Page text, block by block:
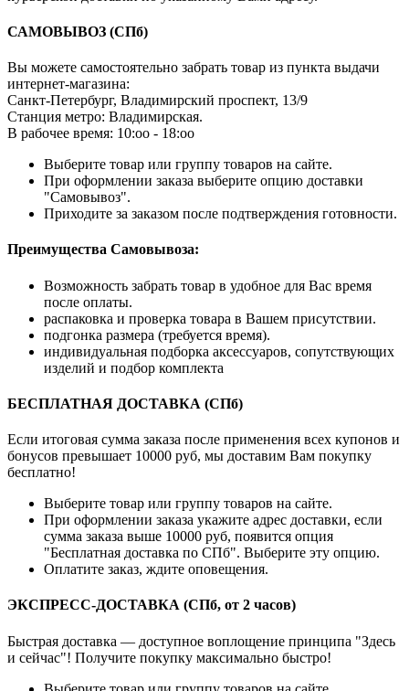
САМОВЫВОЗ (СПб)
Вы можете самостоятельно забрать товар из пункта выдачи
интернет-магазина:
Санкт-Петербург, Владимирский проспект, 13/9
Станция метро: Владимирская.
В рабочее время: 10:оо - 18:оо
Выберите товар или группу товаров на сайте.
При оформлении заказа выберите опцию доставки
"Самовывоз".
Приходите за заказом после подтверждения готовности.
Преимущества Самовывоза:
Возможность забрать товар в удобное для Вас время
после оплаты.
распаковка и проверка товара в Вашем присутствии.
подгонка размера (требуется время).
индивидуальная подборка аксессуаров, сопутствующих
изделий и подбор комплекта
БЕСПЛАТНАЯ ДОСТАВКА (СПб)
Если итоговая сумма заказа после применения всех купонов и
бонусов превышает 10000 руб, мы доставим Вам покупку
бесплатно!
Выберите товар или группу товаров на сайте.
При оформлении заказа укажите адрес доставки, если
сумма заказа выше 10000 руб, появится опция
"Бесплатная доставка по СПб". Выберите эту опцию.
Оплатите заказ, ждите оповещения.
ЭКСПРЕСС-ДОСТАВКА (СПб, от 2 часов)
Быстрая доставка — доступное воплощение принципа "Здесь
и сейчас"! Получите покупку максимально быстро!